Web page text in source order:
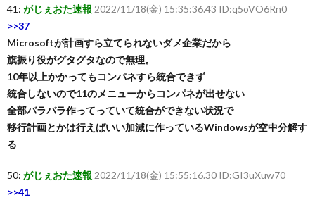
41: がじぇおた速報 2022/11/18(金) 15:35:36.43 ID:q5oVO6Rn0
>>37
Microsoftが計画すら立てられないダメ企業だから
旗振り役がグタグタなので無理。
10年以上かかってもコンパネすら統合できず
統合しないので11のメニューからコンパネが出せない
全部バラバラ作ってっていて統合ができない状況で
移行計画とかは行えばいい加減に作っているWindowsが空中分解す
る
50: がじぇおた速報 2022/11/18(金) 15:55:16.30 ID:GI3uXuw70
>>41